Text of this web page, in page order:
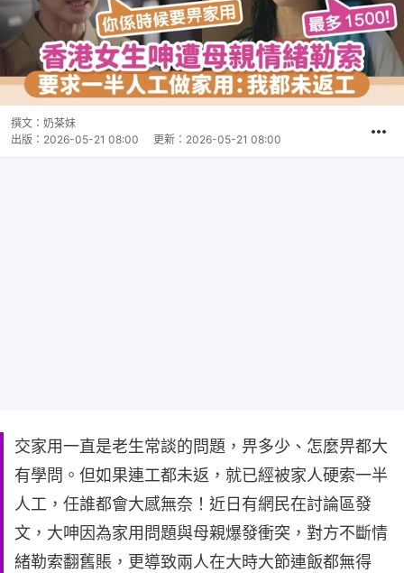
撰文： 奶茶妹
出版： 2026-05-21 08:00 更新： 2026-05-21 08:00
交家用一直是老生常談的問題，畀多少、怎麼畀都大
有學問。但如果連工都未返，就已經被家人硬索一半
人工，任誰都會大感無奈！近日有網民在討論區發
文，大呻因為家用問題與母親爆發衝突，對方不斷情
緒勒索翻舊賬，更導致兩人在大時大節連飯都無得